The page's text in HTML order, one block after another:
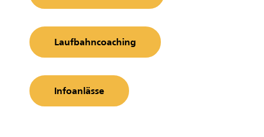
Laufbahncoaching
Infoanlässe